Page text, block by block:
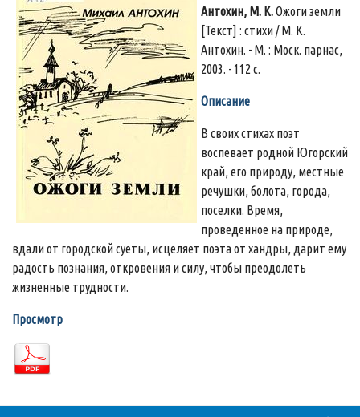
Антохин, М. К.Ожоги земли
[Текст] : стихи / М. К.
Антохин. - М. : Моск. парнас,
2003. - 112 с.
Описание
В своих стихах поэт
воспевает родной Югорский
край, его природу, местные
речушки, болота, города,
поселки. Время,
проведенное на природе,
вдали от городской суеты, исцеляет поэта от хандры, дарит ему
радость познания, откровения и силу, чтобы преодолеть
жизненные трудности.
Просмотр